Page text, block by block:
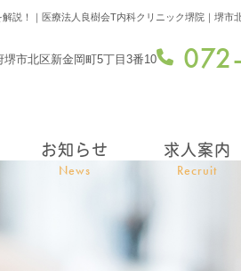
説！｜医療法人良樹会T内科クリニック堺院｜堺市
堺市北区新金岡町5丁目3番10
お知らせ
News
求人案内
Recruit